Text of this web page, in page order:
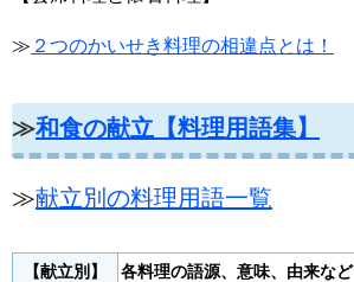
≫ ２つのかいせき料理の相違点とは！
≫和食の献立【料理用語集】
≫献立別の料理用語一覧
【献立別】 各料理の語源、意味、由来など